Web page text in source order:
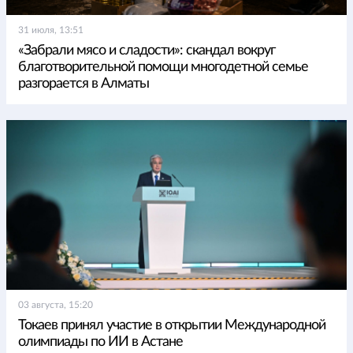
31 июля, 13:51
«Забрали мясо и сладости»: скандал вокруг
благотворительной помощи многодетной семье
разгорается в Алматы
03 августа, 15:20
Токаев принял участие в открытии Международной
олимпиады по ИИ в Астане